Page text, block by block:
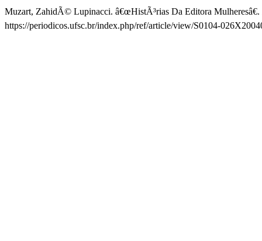
Muzart, ZahidÃ© Lupinacci. â€œHistÃ³rias Da Editora Mulheresâ€.
https://periodicos.ufsc.br/index.php/ref/article/view/S0104-